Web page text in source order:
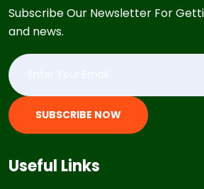
Subscribe Our Newsletter For
and news.
SUBSCRIBE NOW
Useful Links